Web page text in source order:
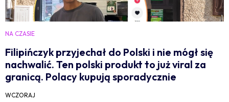
NA CZASIE
Filipińczyk przyjechał do Polski i nie mógł się
nachwalić. Ten polski produkt to już viral za
granicą. Polacy kupują sporadycznie
WCZORAJ